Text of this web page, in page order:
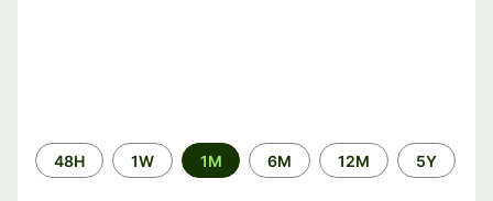
Time
period
48H 1W 1M 6M 12M 5Y